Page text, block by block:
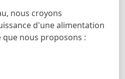
nous croyons
d'une alimentation
que nous proposons :